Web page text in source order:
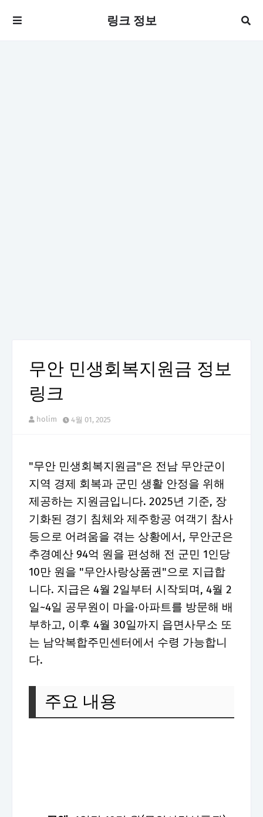
링크 정보
무안 민생회복지원금 정보
링크
holim 4월 01, 2025
"무안 민생회복지원금"은 전남 무안군이
지역 경제 회복과 군민 생활 안정을 위해
제공하는 지원금입니다. 2025년 기준, 장
기화된 경기 침체와 제주항공 여객기 참사
등으로 어려움을 겪는 상황에서, 무안군은
추경예산 94억 원을 편성해 전 군민 1인당
10만 원을 "무안사랑상품권"으로 지급합
니다. 지급은 4월 2일부터 시작되며, 4월 2
일~4일 공무원이 마을·아파트를 방문해 배
부하고, 이후 4월 30일까지 읍면사무소 또
는 남악복합주민센터에서 수령 가능합니
다.
주요 내용